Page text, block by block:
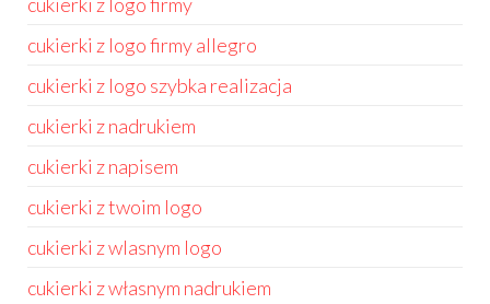
cukierki z logo firmy allegro
cukierki z logo szybka realizacja
cukierki z nadrukiem
cukierki z napisem
cukierki z twoim logo
cukierki z wlasnym logo
cukierki z własnym nadrukiem